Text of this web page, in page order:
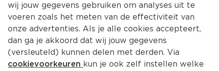
wij jouw gegevens gebruiken om analyses uit te
voeren zoals het meten van de effectiviteit van
onze advertenties. Als je alle cookies accepteert,
dan ga je akkoord dat wij jouw gegevens
(versleuteld) kunnen delen met derden. Via
cookievoorkeuren kun je ook zelf instellen welke